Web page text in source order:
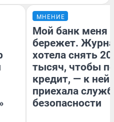
МНЕНИЕ
Мой банк меня
бережет.
хотела снять
тысяч, чтобы
кредит, — к
приехала
безопасности